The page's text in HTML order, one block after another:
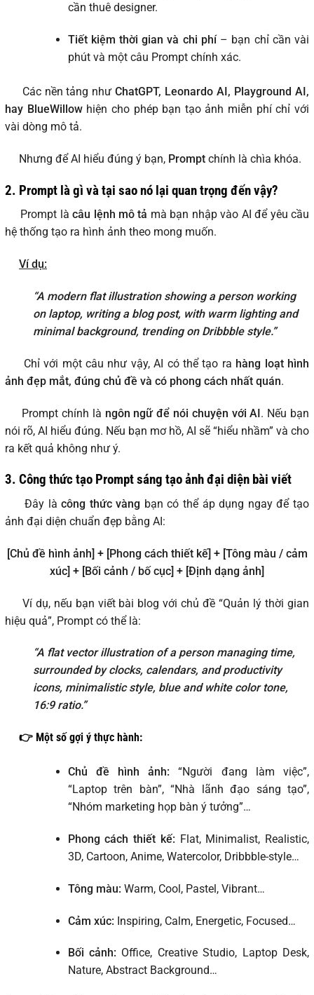
cần thuê designer.
Tiết kiệm thời gian và chi phí– bạn chỉ cần vài
phút và một câu Prompt chính xác.
Các nền tảng nhưChatGPT, Leonardo AI, Playground AI,
hay BlueWillowhiện cho phép bạn tạo ảnh miễn phí chỉ với
vài dòng mô tả.
Nhưng để AI hiểu đúng ý bạn, Prompt chính là chìa khóa.
2. Prompt là gì và tại sao nó lại quan trọng đến vậy?
Prompt làcâu lệnh mô tả mà bạn nhập vào AI để yêu cầu
hệ thống tạo ra hình ảnh theo mong muốn.
Ví dụ:
“A modern flat illustration showing a person working
on laptop, writing a blog post, with warm lighting and
minimal background, trending on Dribbble style.”
Chỉ với một câu như vậy, AI có thể tạo ra hàng loạt hình
ảnh đẹp mắt, đúng chủ đề và có phong cách nhất quán.
Prompt chính là ngôn ngữ để nói chuyện với AI. Nếu bạn
nói rõ, AI hiểu đúng. Nếu bạn mơ hồ, AI sẽ “hiểu nhầm” và cho
ra kết quả không như ý.
3. Công thức tạo Prompt sáng tạo ảnh đại diện bài viết
Đây làcông thức vàng bạn có thể áp dụng ngay để tạo
ảnh đại diện chuẩn đẹp bằng AI:
[Chủ đề hình ảnh] + [Phong cách thiết kế] + [Tông màu / cảm
xúc] + [Bối cảnh / bố cục] + [Định dạng ảnh]
Ví dụ, nếu bạn viết bài blog với chủ đề “Quản lý thời gian
hiệu quả”, Prompt có thể là:
“A flat vector illustration of a person managing time,
surrounded by clocks, calendars, and productivity
icons, minimalistic style, blue and white color tone,
16:9 ratio.”
👉 Một số gợi ý thực hành:
Chủ đề hình ảnh: “Người đang làm việc”,
“Laptop trên bàn”, “Nhà lãnh đạo sáng tạo”,
“Nhóm marketing họp bàn ý tưởng”…
Phong cách thiết kế: Flat, Minimalist, Realistic,
3D, Cartoon, Anime, Watercolor, Dribbble-style…
Tông màu: Warm, Cool, Pastel, Vibrant…
Cảm xúc: Inspiring, Calm, Energetic, Focused…
Bối cảnh: Office, Creative Studio, Laptop Desk,
Nature, Abstract Background…